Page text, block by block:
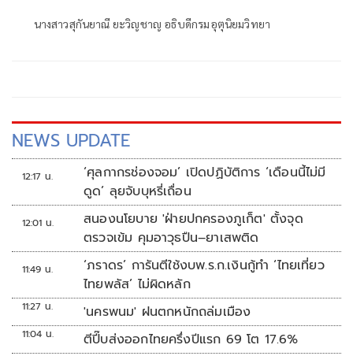
นางสาวสุกันยาณี ยะวิญชาญ อธิบดีกรมอุตุนิยมวิทยา
NEWS UPDATE
12:17 น.
‘ศุลกากรช่องจอม’ เปิดปฏิบัติการ ‘เดือนนี้ไม่มี
ดูด’ ลุยจับบุหรี่เถื่อน
12:01 น.
สนองนโยบาย 'ฝ่ายปกครองภูเก็ต' ตั้งจุด
ตรวจเข้ม คุมอาวุธปืน–ยาเสพติด
11:49 น.
‘ภราดร’ การันตีใช้งบพ.ร.ก.เงินกู้ทำ ‘ไทยเที่ยว
ไทยพลัส’ ไม่ผิดหลัก
11:27 น. 'นครพนม' ฝนตกหนักถล่มเมือง
11:04 น. ตีปี๊บส่งออกไทยครึ่งปีแรก 69 โต 17.6%